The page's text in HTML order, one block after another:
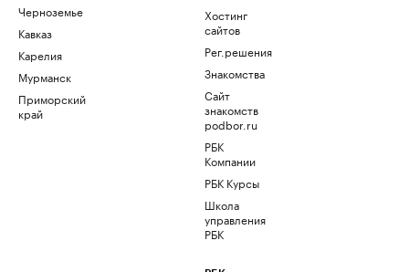
Черноземье
Кавказ
Карелия
Мурманск
Приморский
край
Хостинг
сайтов
Рег.решения
Знакомства
Сайт
знакомств
podbor.ru
РБК
Компании
РБК Курсы
Школа
управления
РБК